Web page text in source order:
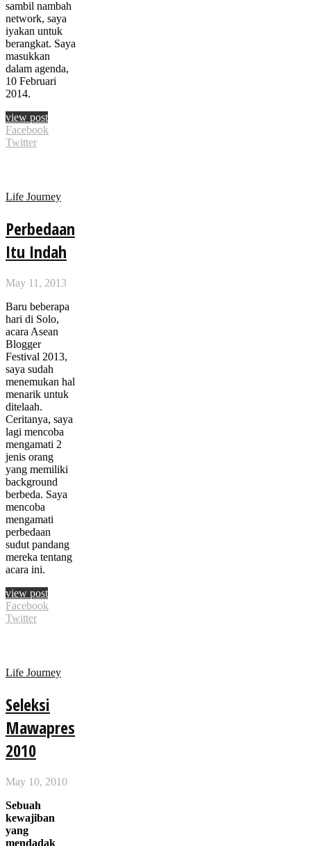
sambil nambah
network, saya
iyakan untuk
berangkat. Saya
masukkan
dalam agenda,
10 Februari
2014.
view post
Facebook
Twitter
Life Journey
Perbedaan
Itu Indah
May 11, 2013
Baru beberapa
hari di Solo,
acara Asean
Blogger
Festival 2013,
saya sudah
menemukan hal
menarik untuk
ditelaah.
Ceritanya, saya
lagi mencoba
mengamati 2
jenis orang
yang memiliki
background
berbeda. Saya
mencoba
mengamati
perbedaan
sudut pandang
mereka tentang
acara ini.
view post
Facebook
Twitter
Life Journey
Seleksi
Mawapres
2010
May 10, 2010
Sebuah
kewajiban
yang
mendadak